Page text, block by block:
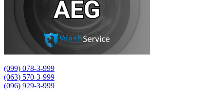
(099) 078-3-999
(063) 570-3-999
(096) 929-3-999